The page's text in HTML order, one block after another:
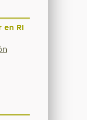
en RI